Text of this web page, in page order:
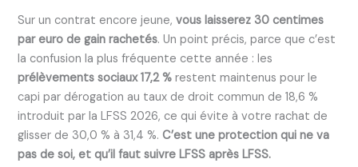
Sur un contrat encore jeune,vous laisserez 30 centimes
par euro de gain rachetés. Un point précis, parce que c’est
la confusion la plus fréquente cette année : les
prélèvements sociaux 17,2 % restent maintenus pour le
capi par dérogation au taux de droit commun de 18,6 %
introduit par la LFSS 2026, ce qui évite à votre rachat de
glisser de 30,0 % à 31,4 %.C’est une protection qui ne va
pas de soi, et qu’il faut suivre LFSS après LFSS.